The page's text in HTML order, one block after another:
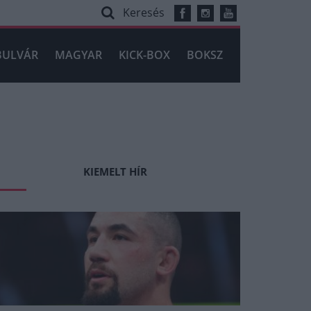
Keresés
MAGYAR KICK-BOX BOKSZ
KIEMELT HÍR